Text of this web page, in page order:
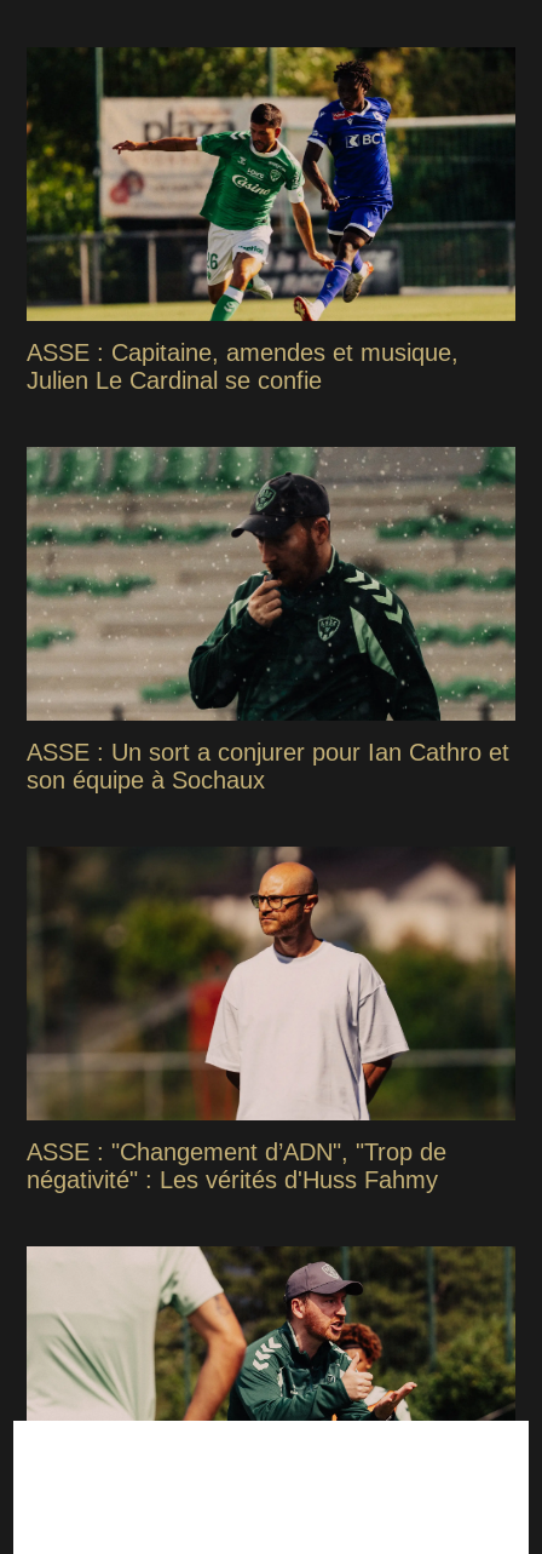
ASSE : Capitaine, amendes et musique,
Julien Le Cardinal se confie
ASSE : Un sort a conjurer pour Ian Cathro et
son équipe à Sochaux
ASSE : "Changement d’ADN", "Trop de
négativité" : Les vérités d'Huss Fahmy